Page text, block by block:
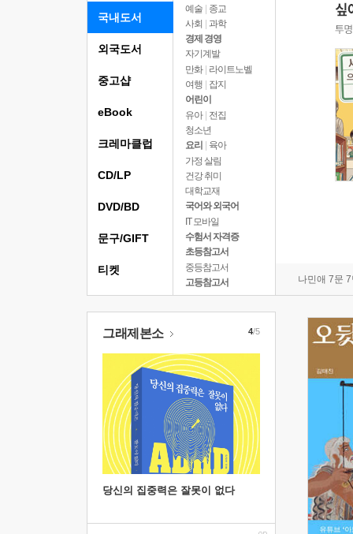
국내도서
예술 | 종교
사회 | 과학
경제 경영
자기계발
만화 | 라이트노벨
여행
잡지
어린이
유아 | 전집
청소년
요리
육아
가정 살림
건강 취미
대학교재
국어와 외국어
IT 모바일
수험서 자격증
초등참고서
중등참고서
고등참고서
나민애 7문
외국도서
중고샵
eBook
크레마클럽
CD/LP
DVD/BD
문구/GIFT
티켓
그래제본소
당신의 집중력은 잘못이 없다
4/5